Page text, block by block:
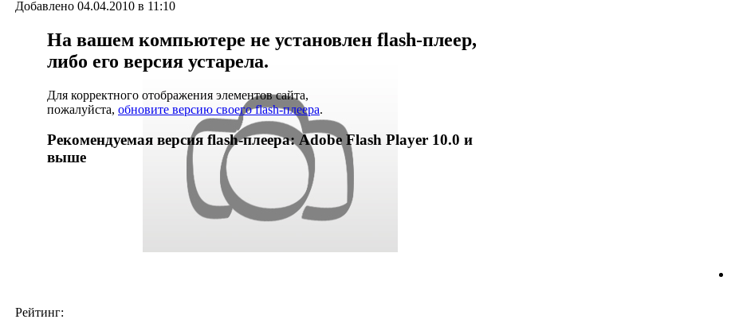
Добавлено 04.04.2010 в 11:10
На вашем компьютере не установлен flash-плеер,
либо его версия устарела.
Для корректного отображения элементов сайта,
пожалуйста, обновите версию своего flash-плеера.
Рекомендуемая версия flash-плеера: Adobe Flash Player 10.0 и
выше
Рейтинг: